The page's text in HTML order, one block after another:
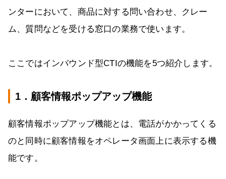
ンターにおいて、商品に対する問い合わせ、クレー
ム、質問などを受ける窓口の業務で使います。
ここではインバウンド型CTIの機能を5つ紹介します。
1．顧客情報ポップアップ機能
顧客情報ポップアップ機能とは、電話がかかってくる
のと同時に顧客情報をオペレータ画面上に表示する機
能です。